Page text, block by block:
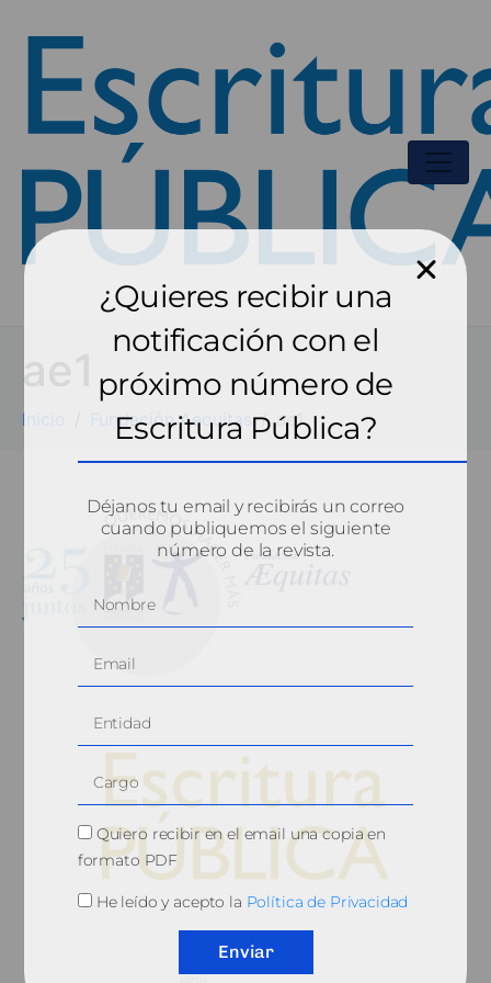
Inicio Fundación Aequitas ae1
© 2010, Consejo General del Notariado
¿Quieres recibir una
notificación con el
próximo número de
Escritura Pública?
Déjanos tu email y recibirás un correo
cuando publiquemos el siguiente
número de la revista.
Quiero recibir en el email una copia en
formato PDF
He leído y acepto la Política de Privacidad
Enviar